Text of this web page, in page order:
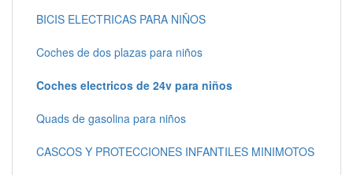
BICIS ELECTRICAS PARA NIÑOS
Coches de dos plazas para niños
Coches electricos de 24v para niños
Quads de gasolina para niños
CASCOS Y PROTECCIONES INFANTILES MINIMOTOS